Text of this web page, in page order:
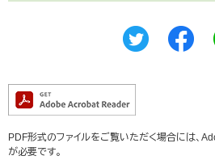
PDF形式のファイルをご覧いただく場合には、
が必要です。